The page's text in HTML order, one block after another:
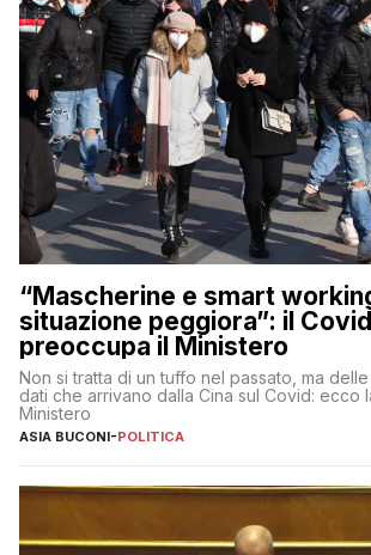
“Mascherine e smart
situazione peggiora”: il
preoccupa il Ministero
Non si tratta di un tuffo nel passato, ma
dati che arrivano dalla Cina sul Covid: ecco
Ministero
ASIA BUCONI-POLITICA